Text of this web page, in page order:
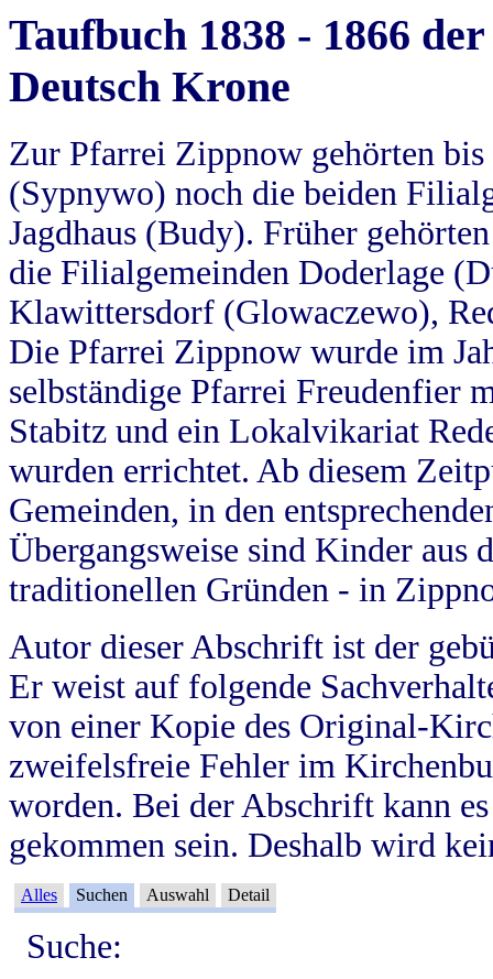
Taufbuch 1838 - 1866
Deutsch Krone
Zur Pfarrei Zippnow gehörten
(Sypnywo) noch die beiden
Jagdhaus (Budy). Früher
die Filialgemeinden Doderlage
Klawittersdorf (Glowaczewo),
Die Pfarrei Zippnow wurde im
selbständige Pfarrei Freudenfier
Stabitz und ein Lokalvikariat
wurden errichtet. Ab diesem
Gemeinden, in den
Übergangsweise sind Kinder aus
traditionellen Gründen - in
Autor dieser Abschrift ist der
Er weist auf folgende
von einer Kopie des Original-
zweifelsfreie Fehler im
worden. Bei der Abschrift kann
gekommen sein. Deshalb wird
Alles Suchen Auswahl Detail
Suche: